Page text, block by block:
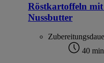
Röstkartoffeln
Nussbutter
40